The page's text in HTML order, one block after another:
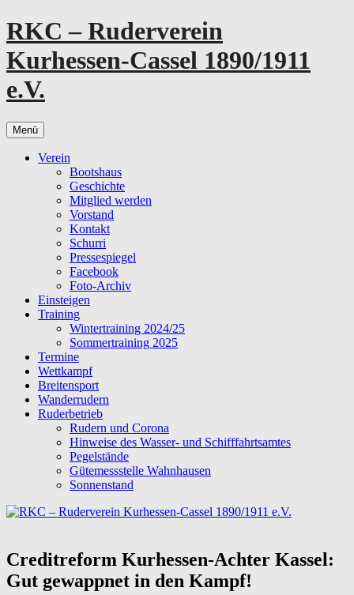
Zum
Inhalt
springen
RKC – Ruderverein
Kurhessen-Cassel 1890/1911
e.V.
Menü
Verein
Bootshaus
Geschichte
Mitglied werden
Vorstand
Kontakt
Schurri
Pressespiegel
Facebook
Foto-Archiv
Einsteigen
Training
Wintertraining 2024/25
Sommertraining 2025
Termine
Wettkampf
Breitensport
Wanderrudern
Ruderbetrieb
Rudern und Corona
Hinweise des Wasser- und Schifffahrtsamtes
Pegelstände
Gütemessstelle Wahnhausen
Sonnenstand
Creditreform Kurhessen-Achter Kassel:
Gut gewappnet in den Kampf!